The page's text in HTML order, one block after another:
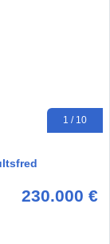
1 / 10
230.000 €